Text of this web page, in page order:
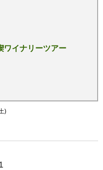
イナリーツアー
)